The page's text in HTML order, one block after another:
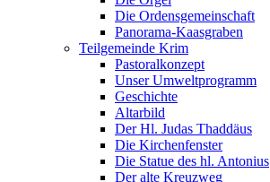
Die Ordensgemeinschaft
Panorama-Kaasgraben
Teilgemeinde Krim
Pastoralkonzept
Unser Umweltprogramm
Geschichte
Altarbild
Der Hl. Judas Thaddäus
Die Kirchenfenster
Die Statue des hl. Antonius
Der alte Kreuzweg